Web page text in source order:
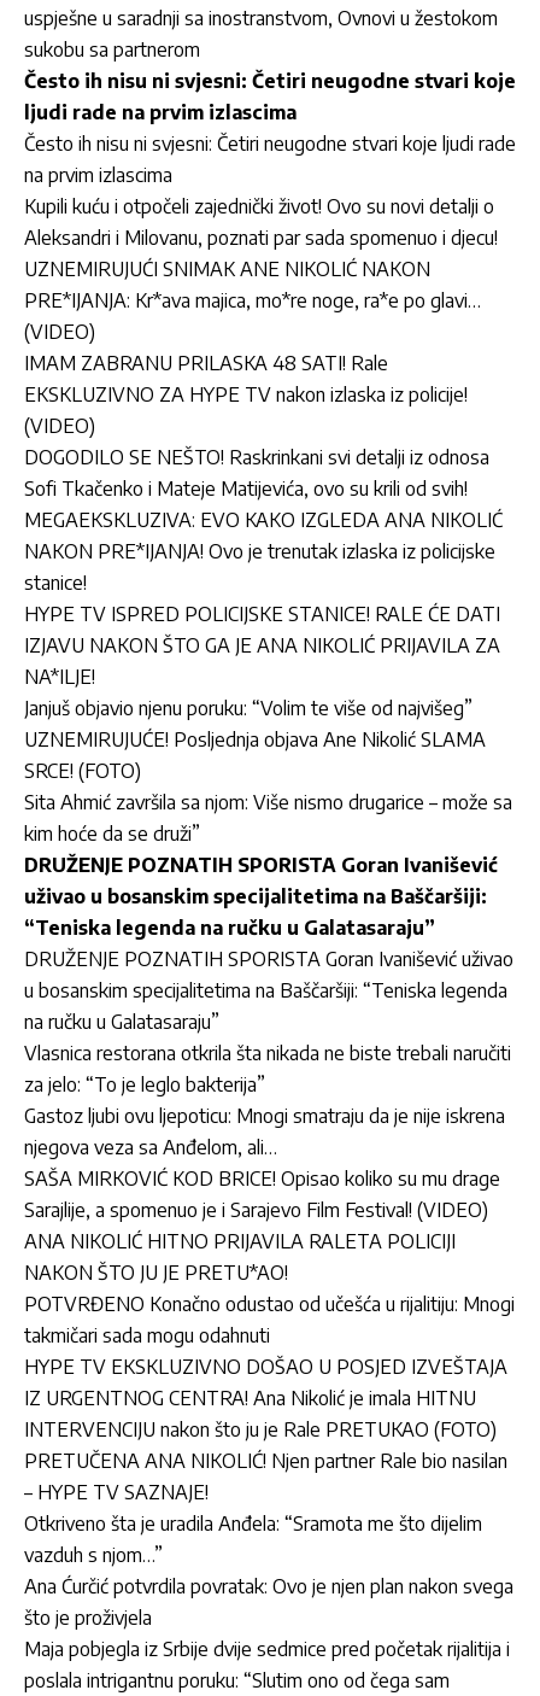
uspješne u saradnji sa inostranstvom, Ovnovi u žestokom
sukobu sa partnerom
Često ih nisu ni svjesni: Četiri neugodne stvari koje
ljudi rade na prvim izlascima
Često ih nisu ni svjesni: Četiri neugodne stvari koje ljudi rade
na prvim izlascima
Kupili kuću i otpočeli zajednički život! Ovo su novi detalji o
Aleksandri i Milovanu, poznati par sada spomenuo i djecu!
UZNEMIRUJUĆI SNIMAK ANE NIKOLIĆ NAKON
PRE*IJANJA: Kr*ava majica, mo*re noge, ra*e po glavi…
(VIDEO)
IMAM ZABRANU PRILASKA 48 SATI! Rale
EKSKLUZIVNO ZA HYPE TV nakon izlaska iz policije!
(VIDEO)
DOGODILO SE NEŠTO! Raskrinkani svi detalji iz odnosa
Sofi Tkačenko i Mateje Matijevića, ovo su krili od svih!
MEGAEKSKLUZIVA: EVO KAKO IZGLEDA ANA NIKOLIĆ
NAKON PRE*IJANJA! Ovo je trenutak izlaska iz policijske
stanice!
HYPE TV ISPRED POLICIJSKE STANICE! RALE ĆE DATI
IZJAVU NAKON ŠTO GA JE ANA NIKOLIĆ PRIJAVILA ZA
NA*ILJE!
Janjuš objavio njenu poruku: “Volim te više od najvišeg”
UZNEMIRUJUĆE! Posljednja objava Ane Nikolić SLAMA
SRCE! (FOTO)
Sita Ahmić završila sa njom: Više nismo drugarice – može sa
kim hoće da se druži”
DRUŽENJE POZNATIH SPORISTA Goran Ivanišević
uživao u bosanskim specijalitetima na Baščaršiji:
“Teniska legenda na ručku u Galatasaraju”
DRUŽENJE POZNATIH SPORISTA Goran Ivanišević uživao
u bosanskim specijalitetima na Baščaršiji: “Teniska legenda
na ručku u Galatasaraju”
Vlasnica restorana otkrila šta nikada ne biste trebali naručiti
za jelo: “To je leglo bakterija”
Gastoz ljubi ovu ljepoticu: Mnogi smatraju da je nije iskrena
njegova veza sa Anđelom, ali…
SAŠA MIRKOVIĆ KOD BRICE! Opisao koliko su mu drage
Sarajlije, a spomenuo je i Sarajevo Film Festival! (VIDEO)
ANA NIKOLIĆ HITNO PRIJAVILA RALETA POLICIJI
NAKON ŠTO JU JE PRETU*AO!
POTVRĐENO Konačno odustao od učešća u rijalitiju: Mnogi
takmičari sada mogu odahnuti
HYPE TV EKSKLUZIVNO DOŠAO U POSJED IZVEŠTAJA
IZ URGENTNOG CENTRA! Ana Nikolić je imala HITNU
INTERVENCIJU nakon što ju je Rale PRETUKAO (FOTO)
PRETUČENA ANA NIKOLIĆ! Njen partner Rale bio nasilan
– HYPE TV SAZNAJE!
Otkriveno šta je uradila Anđela: “Sramota me što dijelim
vazduh s njom…”
Ana Ćurčić potvrdila povratak: Ovo je njen plan nakon svega
što je proživjela
Maja pobjegla iz Srbije dvije sedmice pred početak rijalitija i
poslala intrigantnu poruku: “Slutim ono od čega sam